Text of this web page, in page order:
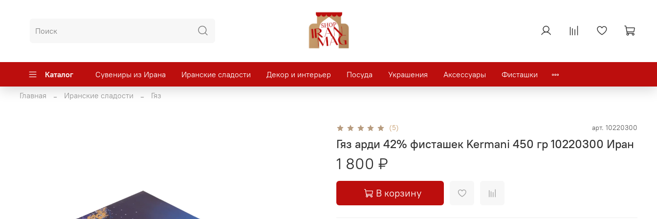
Каталог Сувениры из Ирана Иранские сладости Декор и интерьер Посуда Украшения Аксессуары Фисташки
Главная Иранские сладости Гяз
(5) арт. 10220300
Гяз арди 42% фисташек Kermani 450 гр 10220300 Иран
1 800 ₽
В корзину